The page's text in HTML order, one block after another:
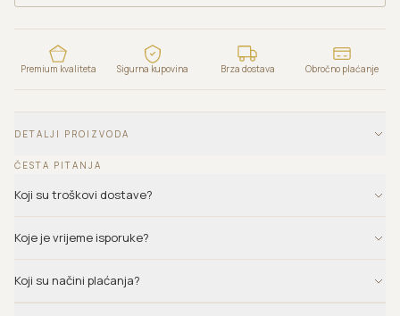
Premium kvaliteta Sigurna kupovina Brza dostava Obročno plaćanje
DETALJI PROIZVODA
ČESTA PITANJA
Koji su troškovi dostave?
Koje je vrijeme isporuke?
Koji su načini plaćanja?